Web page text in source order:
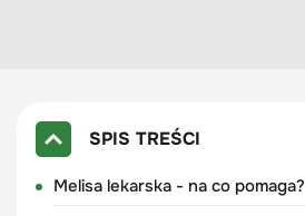
SPIS TREŚCI
Melisa lekarska - na co pomaga?